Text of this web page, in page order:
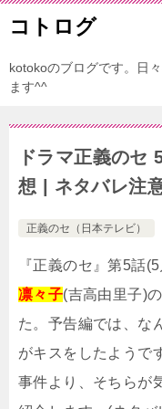
コトログ
kotokoのブログです。日
ます^^
ドラマ正義のセ
想 | ネタバレ注
正義のセ（日本テレビ）
『正義のセ』第5話
凛々子(吉高由里子)
た。予告編では、な
がキスをしたようで
事件より、そちらが